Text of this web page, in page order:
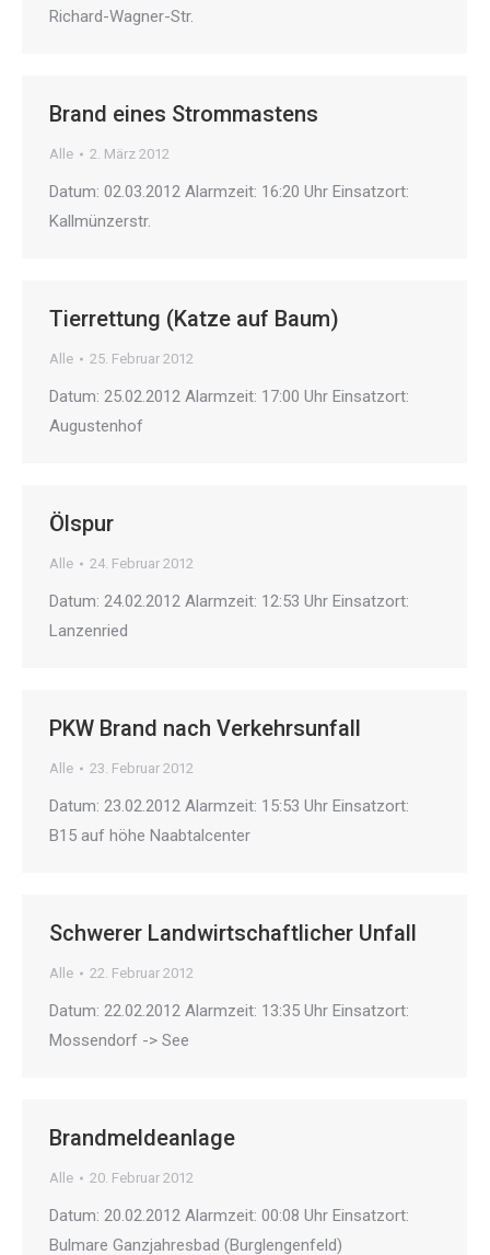
Richard-Wagner-Str.
Brand eines Strommastens
Alle 2. März 2012
Datum: 02.03.2012 Alarmzeit: 16:20 Uhr Einsatzort:
Kallmünzerstr.
Tierrettung (Katze auf Baum)
Alle 25. Februar 2012
Datum: 25.02.2012 Alarmzeit: 17:00 Uhr Einsatzort:
Augustenhof
Ölspur
Alle 24. Februar 2012
Datum: 24.02.2012 Alarmzeit: 12:53 Uhr Einsatzort:
Lanzenried
PKW Brand nach Verkehrsunfall
Alle 23. Februar 2012
Datum: 23.02.2012 Alarmzeit: 15:53 Uhr Einsatzort:
B15 auf höhe Naabtalcenter
Schwerer Landwirtschaftlicher Unfall
Alle 22. Februar 2012
Datum: 22.02.2012 Alarmzeit: 13:35 Uhr Einsatzort:
Mossendorf -> See
Brandmeldeanlage
Alle 20. Februar 2012
Datum: 20.02.2012 Alarmzeit: 00:08 Uhr Einsatzort:
Bulmare Ganzjahresbad (Burglengenfeld)